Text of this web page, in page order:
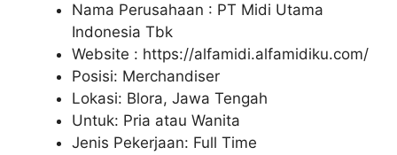
Nama Perusahaan : PT Midi Utama
Indonesia Tbk
Website : https://alfamidi.alfamidiku.com/
Posisi: Merchandiser
Lokasi: Blora, Jawa Tengah
Untuk: Pria atau Wanita
Jenis Pekerjaan: Full Time